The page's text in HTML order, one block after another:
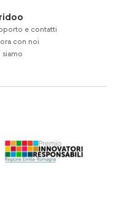
e contatti
con noi
siamo